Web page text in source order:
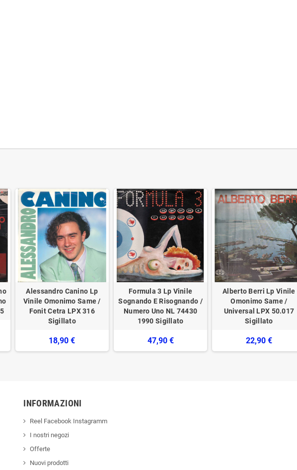
Alessandro Canino ‎Lp
Vinile Omonimo Same /
Fonit Cetra ‎LPX 316
Sigillato
18,90 €
Formula 3 ‎Lp Vinile
Sognando E Risognando /
Numero Uno ‎NL 74430
1990 Sigillato
47,90 €
Alberto Berri Lp Vinile
Omonimo Same /
Universal LPX 50.017
Sigillato
22,90 €
INFORMAZIONI
Reel Facebook Instagramm
I nostri negozi
Offerte
Nuovi prodotti